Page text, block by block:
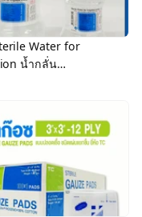
Water for
น้ำกลั่น
กเชื้อใช้ภายนอก